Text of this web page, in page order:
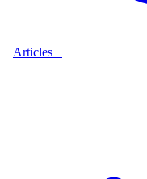
Articles